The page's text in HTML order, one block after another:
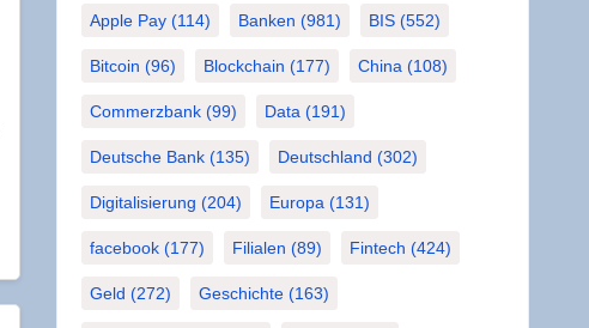
Apple Pay (114) Banken (981) BIS (552)
Bitcoin (96) Blockchain (177) China (108)
Commerzbank (99) Data (191)
Deutsche Bank (135) Deutschland (302)
Digitalisierung (204) Europa (131)
facebook (177) Filialen (89) Fintech (424)
Geld (272) Geschichte (163)